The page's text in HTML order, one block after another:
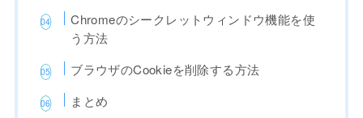
Chromeのシークレットウィンドウ機能を使
う方法
ブラウザのCookieを削除する方法
まとめ